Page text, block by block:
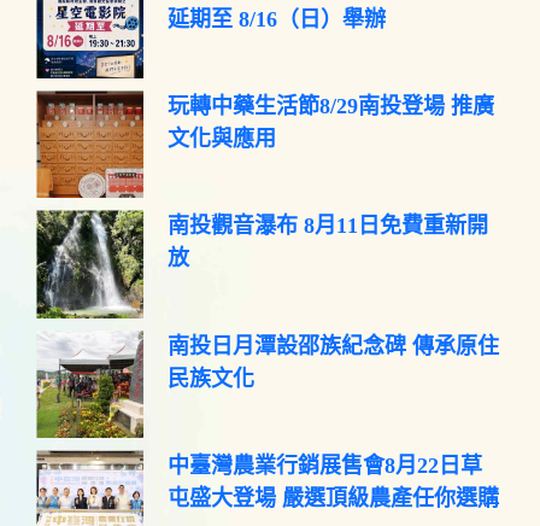
延期至 8/16（日）舉辦
玩轉中藥生活節8/29南投登場 推廣
文化與應用
南投觀音瀑布 8月11日免費重新開
放
南投日月潭設邵族紀念碑 傳承原住
民族文化
中臺灣農業行銷展售會8月22日草
屯盛大登場 嚴選頂級農產任你選購